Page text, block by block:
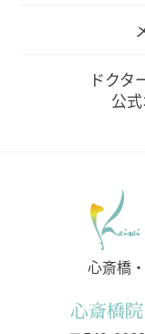
ドクタ
公
心斎橋
心斎橋院